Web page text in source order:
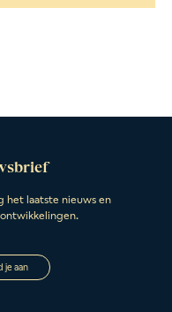
het laatste nieuws en
je aan